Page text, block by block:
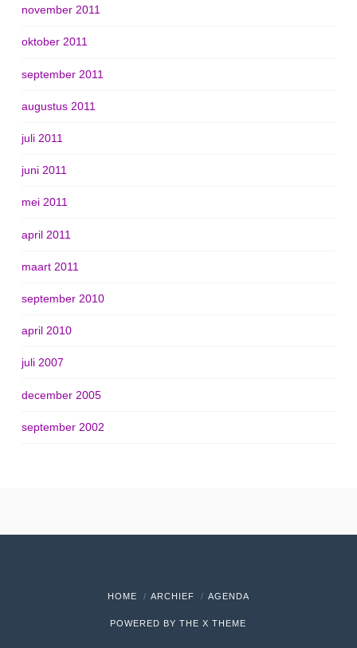
november 2011
oktober 2011
september 2011
augustus 2011
juli 2011
juni 2011
mei 2011
april 2011
maart 2011
september 2010
april 2010
juli 2007
december 2005
september 2002
HOME ARCHIEF AGENDA
POWERED BY THEX THEME